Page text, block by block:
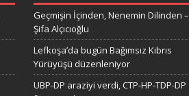
Geçmişin İçinden, Nenemin Dilinden –
Şifa Alçıcıoğlu
Lefkoşa’da bugün Bağımsız Kıbrıs
Yürüyüşü düzenleniyor
UBP-DP araziyi verdi, CTP-HP-TDP-DP